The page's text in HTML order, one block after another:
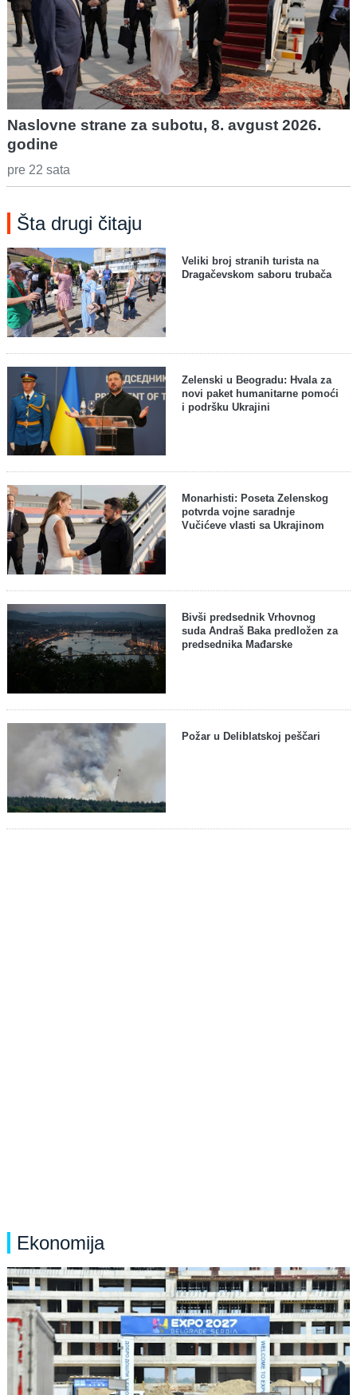
Naslovne strane za subotu, 8. avgust 2026.
godine
pre 22 sata
Šta drugi čitaju
Veliki broj stranih turista na
Dragačevskom saboru trubača
Zelenski u Beogradu: Hvala za
novi paket humanitarne pomoći
i podršku Ukrajini
Monarhisti: Poseta Zelenskog
potvrda vojne saradnje
Vučićeve vlasti sa Ukrajinom
Bivši predsednik Vrhovnog
suda Andraš Baka predložen za
predsednika Mađarske
Požar u Deliblatskoj peščari
Ekonomija